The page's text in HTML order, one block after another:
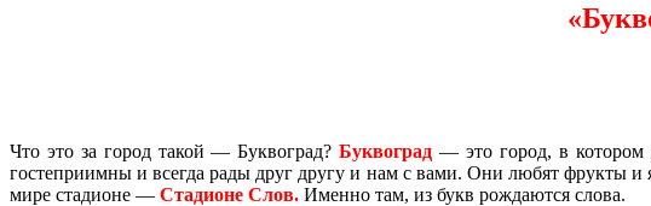
Что это за город такой — Буквоград?Буквоград — это город, в котором
гостеприимны и всегда рады друг другу и нам с вами. Они любят фрукты
мире стадионе — Стадионе Слов. Именно там, из букв рождаются слова.